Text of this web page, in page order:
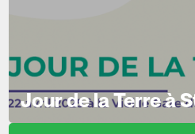
Jour de la Terre à